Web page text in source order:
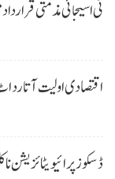
ٹی اسیجائی مذمتی
اقتصادی اولیت آتا رد
ڈسکوز